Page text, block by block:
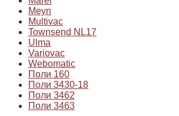
Meyn
Multivac
Townsend NL17
Ulma
Variovac
Webomatic
Поли 160
Поли 3430-18
Поли 3462
Поли 3463